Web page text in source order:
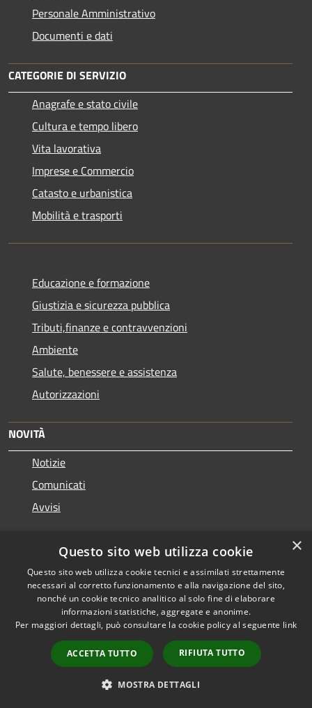
Personale Amministrativo
Documenti e dati
CATEGORIE DI SERVIZIO
Anagrafe e stato civile
Cultura e tempo libero
Vita lavorativa
Imprese e Commercio
Catasto e urbanistica
Mobilità e trasporti
Educazione e formazione
Giustizia e sicurezza pubblica
Tributi,finanze e contravvenzioni
Ambiente
Salute, benessere e assistenza
Autorizzazioni
NOVITÀ
Notizie
Comunicati
Avvisi
VIVERE IL COMUNE
Luoghi
×
Questo sito web utilizza cookie
Questo sito web utilizza cookie tecnici e assimilati strettamente
necessari al corretto funzionamento e alla navigazione del sito,
nonché un cookie tecnico analitico al solo fine di elaborare
informazioni statistiche, aggregate e anonime.
Per maggiori dettagli, può consultare la cookie policy al seguente link
ACCETTA TUTTO RIFIUTA TUTTO
MOSTRA DETTAGLI